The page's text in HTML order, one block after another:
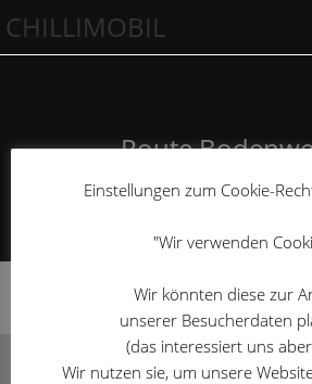
CHILLIMOBIL
Route
Impressum
Einstellungen zum Cookie-
"Wir verwenden
Wir könnten diese zur
unserer Besucherdaten
(das interessiert uns
Wir nutzen sie, um unsere